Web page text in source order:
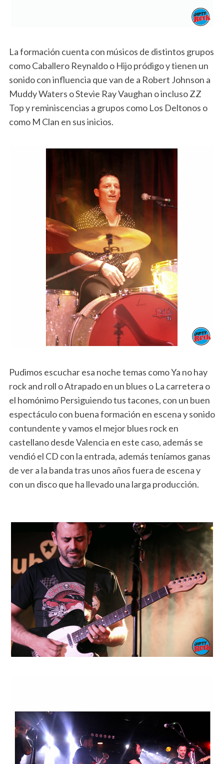
La formación cuenta con músicos de distintos grupos
como Caballero Reynaldo o Hijo pródigo y tienen un
sonido con influencia que van de a Robert Johnson a
Muddy Waters o Stevie Ray Vaughan o incluso ZZ
Top y reminiscencias a grupos como Los Deltonos o
como M Clan en sus inicios.
Pudimos escuchar esa noche temas como Ya no hay
rock and roll o Atrapado en un blues o La carretera o
el homónimo Persiguiendo tus tacones, con un buen
espectáculo con buena formación en escena y sonido
contundente y vamos el mejor blues rock en
castellano desde Valencia en este caso, además se
vendió el CD con la entrada, además teníamos ganas
de ver a la banda tras unos años fuera de escena y
con un disco que ha llevado una larga producción.